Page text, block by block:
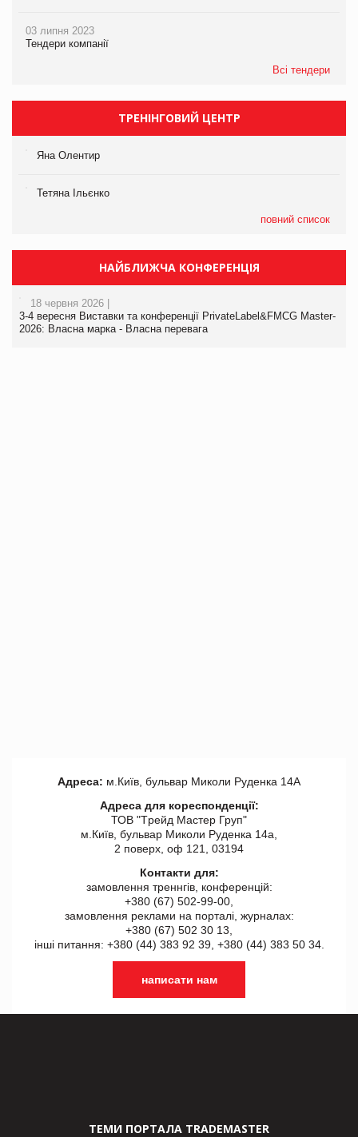
03 липня 2023
Тендери компанії
Всі тендери
ТРЕНІНГОВИЙ ЦЕНТР
Яна Олентир
Тетяна Ільєнко
повний список
НАЙБЛИЖЧА КОНФЕРЕНЦІЯ
18 червня 2026 |
3-4 вересня Виставки та конференції PrivateLabel&FMCG Master-
2026: Власна марка - Власна перевага
Адреса: м.Київ, бульвар Миколи Руденка 14А
Адреса для кореспонденції:
ТОВ "Tрейд Мастер Груп"
м.Київ, бульвар Миколи Руденка 14а,
2 поверх, оф 121, 03194
Контакти для:
замовлення треннгів, конференцій:
+380 (67) 502-99-00,
замовлення реклами на порталі, журналах:
+380 (67) 502 30 13,
інші питання: +380 (44) 383 92 39, +380 (44) 383 50 34.
написати нам
ТЕМИ ПОРТАЛА TRADEMASTER